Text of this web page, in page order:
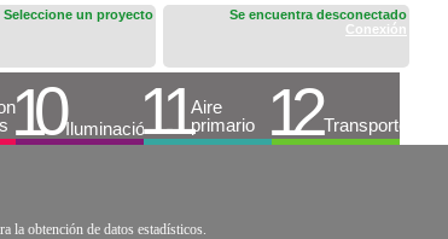
Se encuentra desconectado
Conexión
Seleccione un proyecto
la obtención de datos estadísticos.